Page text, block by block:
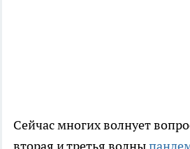
Сейчас многих волнует